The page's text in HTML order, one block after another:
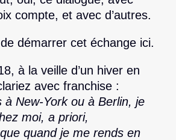
compte, et avec d’autres.
démarrer cet échange ici.
à la veille d’un hiver en
avec franchise :
à New-York ou à Berlin, je
moi, a priori,
quand je me rends en